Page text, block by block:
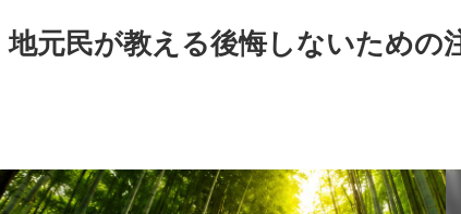
元民が教える後悔しないための